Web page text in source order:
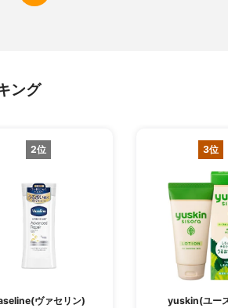
ング
2位
ヴァセリン)
3位
yuskin(ユー